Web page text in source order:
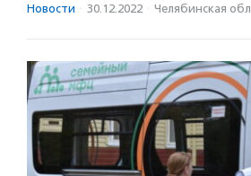
Новости · 30.12.2022 · Челябинская обл.